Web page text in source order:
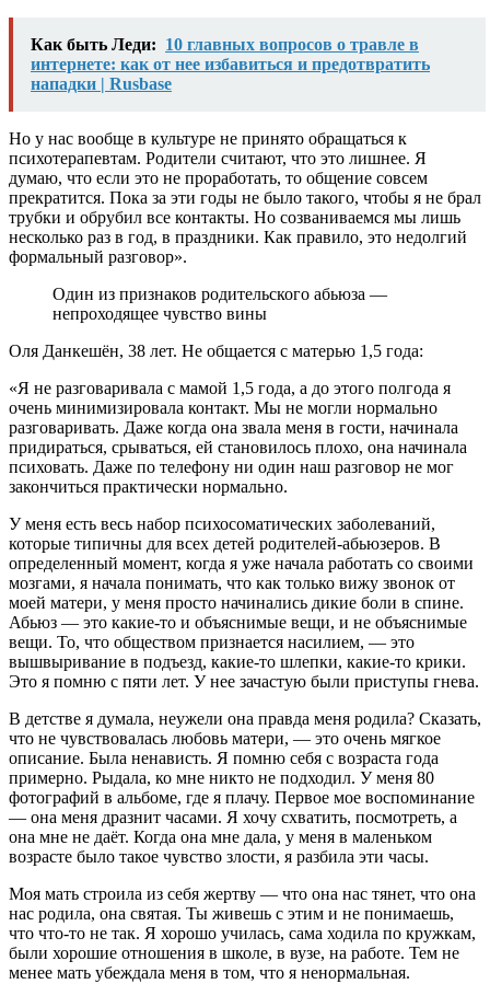
Как быть Леди: 10 главных вопросов о травле в
интернете: как от нее избавиться и предотвратить
нападки | Rusbase
Но у нас вообще в культуре не принято обращаться к
психотерапевтам. Родители считают, что это лишнее. Я
думаю, что если это не проработать, то общение совсем
прекратится. Пока за эти годы не было такого, чтобы я не брал
трубки и обрубил все контакты. Но созваниваемся мы лишь
несколько раз в год, в праздники. Как правило, это недолгий
формальный разговор».
Один из признаков родительского абьюза —
непроходящее чувство вины
Оля Данкешён, 38 лет. Не общается с матерью 1,5 года:
«Я не разговаривала с мамой 1,5 года, а до этого полгода я
очень минимизировала контакт. Мы не могли нормально
разговаривать. Даже когда она звала меня в гости, начинала
придираться, срываться, ей становилось плохо, она начинала
психовать. Даже по телефону ни один наш разговор не мог
закончиться практически нормально.
У меня есть весь набор психосоматических заболеваний,
которые типичны для всех детей родителей-абьюзеров. В
определенный момент, когда я уже начала работать со своими
мозгами, я начала понимать, что как только вижу звонок от
моей матери, у меня просто начинались дикие боли в спине.
Абьюз — это какие-то и объяснимые вещи, и не объяснимые
вещи. То, что обществом признается насилием, — это
вышвыривание в подъезд, какие-то шлепки, какие-то крики.
Это я помню с пяти лет. У нее зачастую были приступы гнева.
В детстве я думала, неужели она правда меня родила? Сказать,
что не чувствовалась любовь матери, — это очень мягкое
описание. Была ненависть. Я помню себя с возраста года
примерно. Рыдала, ко мне никто не подходил. У меня 80
фотографий в альбоме, где я плачу. Первое мое воспоминание
— она меня дразнит часами. Я хочу схватить, посмотреть, а
она мне не даёт. Когда она мне дала, у меня в маленьком
возрасте было такое чувство злости, я разбила эти часы.
Моя мать строила из себя жертву — что она нас тянет, что она
нас родила, она святая. Ты живешь с этим и не понимаешь,
что что-то не так. Я хорошо училась, сама ходила по кружкам,
были хорошие отношения в школе, в вузе, на работе. Тем не
менее мать убеждала меня в том, что я ненормальная.